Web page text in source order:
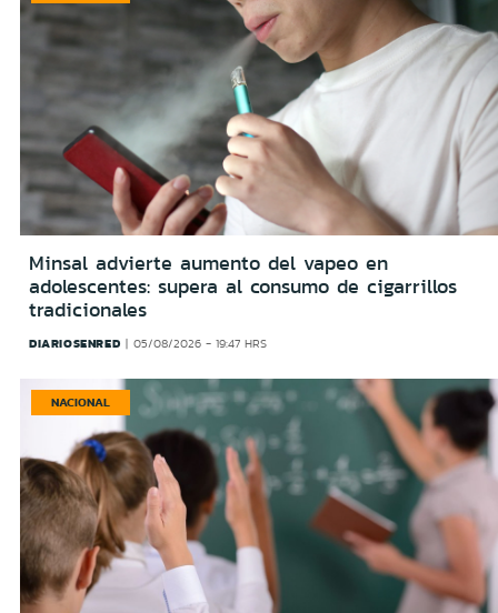
Minsal advierte aumento del vapeo en
adolescentes: supera al consumo de cigarrillos
tradicionales
DIARIOSENRED 05/08/2026 - 19:47 HRS
NACIONAL